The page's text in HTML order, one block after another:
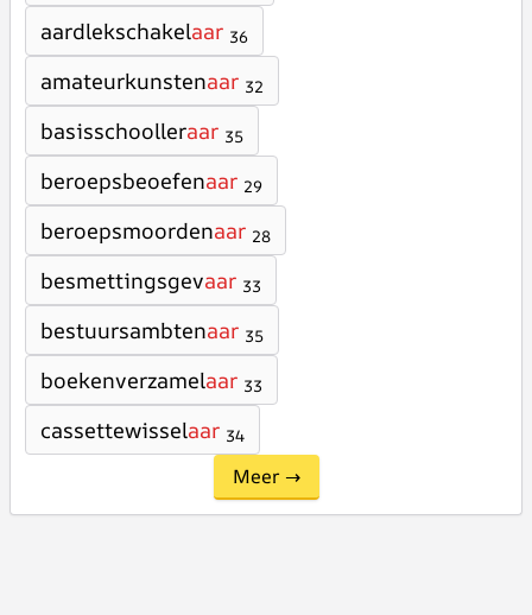
aardlekschakelaar 36
amateurkunstenaar 32
basisschoolleraar 35
beroepsbeoefenaar 29
beroepsmoordenaar 28
besmettingsgevaar 33
bestuursambtenaar 35
boekenverzamelaar 33
cassettewisselaar 34
Meer →